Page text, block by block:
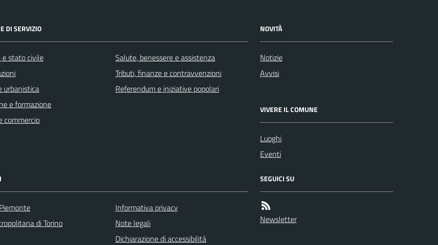
DI SERVIZIO
e stato civile
urbanistica
e formazione
commercio
Salute, benessere e assistenza
Tributi, finanze e contravvenzioni
Referendum e iniziative popolari
NOVITÀ
Notizie
Avvisi
VIVERE IL COMUNE
Luoghi
Eventi
di Torino
Informativa privacy
Note legali
Dichiarazione di accessibilità
SEGUICI SU
Newsletter